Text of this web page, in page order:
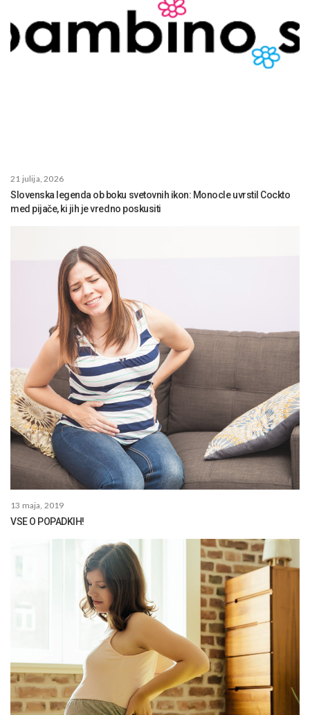
21 julija, 2026
Slovenska legenda ob boku svetovnih ikon: Monocle uvrstil Cockto
med pijače, ki jih je vredno poskusiti
13 maja, 2019
VSE O POPADKIH!